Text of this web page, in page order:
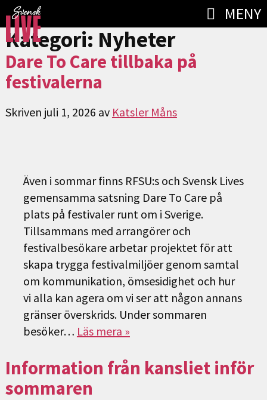
MENY
Kategori: Nyheter
Dare To Care tillbaka på
festivalerna
Skriven juli 1, 2026 av Katsler Måns
Även i sommar finns RFSU:s och Svensk Lives
gemensamma satsning Dare To Care på
plats på festivaler runt om i Sverige.
Tillsammans med arrangörer och
festivalbesökare arbetar projektet för att
skapa trygga festivalmiljöer genom samtal
om kommunikation, ömsesidighet och hur
vi alla kan agera om vi ser att någon annans
gränser överskrids. Under sommaren
besöker… Läs mera »
Information från kansliet inför
sommaren